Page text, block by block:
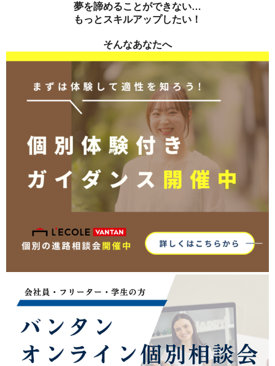
夢を諦めることができない…
もっとスキルアップしたい！
そんなあなたへ